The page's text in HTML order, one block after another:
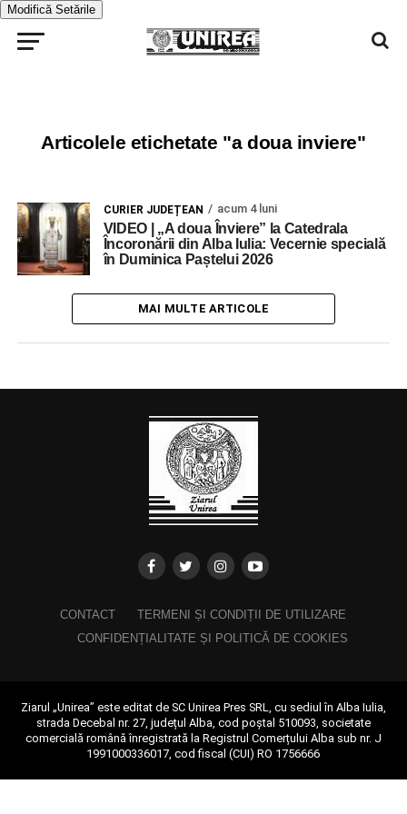
Modifică Setările
Articolele etichetate "a doua inviere"
CURIER JUDEȚEAN acum 4 luni
VIDEO | „A doua Înviere” la Catedrala
Încoronării din Alba Iulia: Vecernie specială
în Duminica Paștelui 2026
MAI MULTE ARTICOLE
CONTACT
TERMENI ȘI CONDIȚII DE UTILIZARE
CONFIDENȚIALITATE ȘI POLITICĂ DE COOKIES
Ziarul „Unirea” este editat de SC Unirea Pres SRL, cu sediul în Alba Iulia,
strada Decebal nr. 27, județul Alba, cod poștal 510093, societate
comercială română înregistrată la Registrul Comerțului Alba sub nr. J
1991000336017, cod fiscal (CUI) RO 1756666